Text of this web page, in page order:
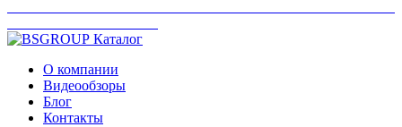
Каталог
О компании
Видеообзоры
Блог
Контакты